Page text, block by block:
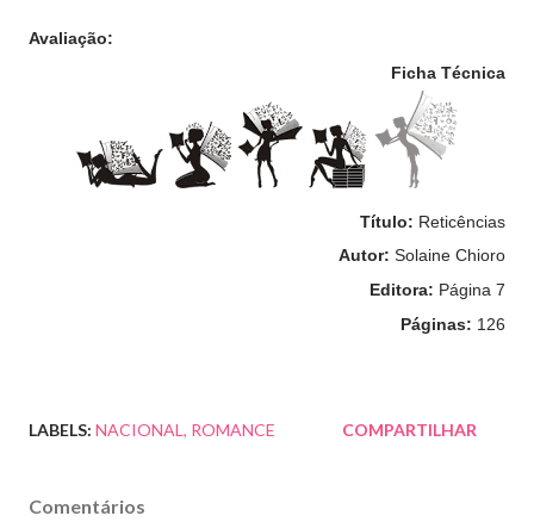
Avaliação:
Ficha Técnica
Título: Reticências
Autor: Solaine Chioro
Editora: Página 7
Páginas: 126
LABELS: NACIONAL ROMANCE COMPARTILHAR
Comentários